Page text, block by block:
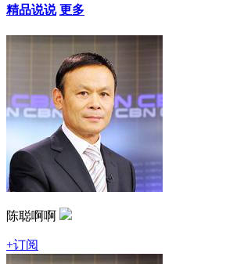
精品说说 更多
陈聪啊啊
+订阅